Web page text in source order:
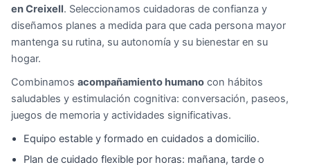
en Creixell. Seleccionamos cuidadoras de confianza y
diseñamos planes a medida para que cada persona mayor
mantenga su rutina, su autonomía y su bienestar en su
hogar.
Combinamos acompañamiento humano con hábitos
saludables y estimulación cognitiva: conversación, paseos,
juegos de memoria y actividades significativas.
Equipo estable y formado en cuidados a domicilio.
Plan de cuidado flexible por horas: mañana, tarde o